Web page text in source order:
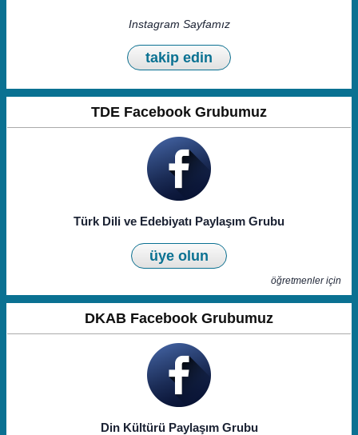
Instagram Sayfamız
takip edin
TDE Facebook Grubumuz
Türk Dili ve Edebiyatı Paylaşım Grubu
üye olun
öğretmenler için
DKAB Facebook Grubumuz
Din Kültürü Paylaşım Grubu